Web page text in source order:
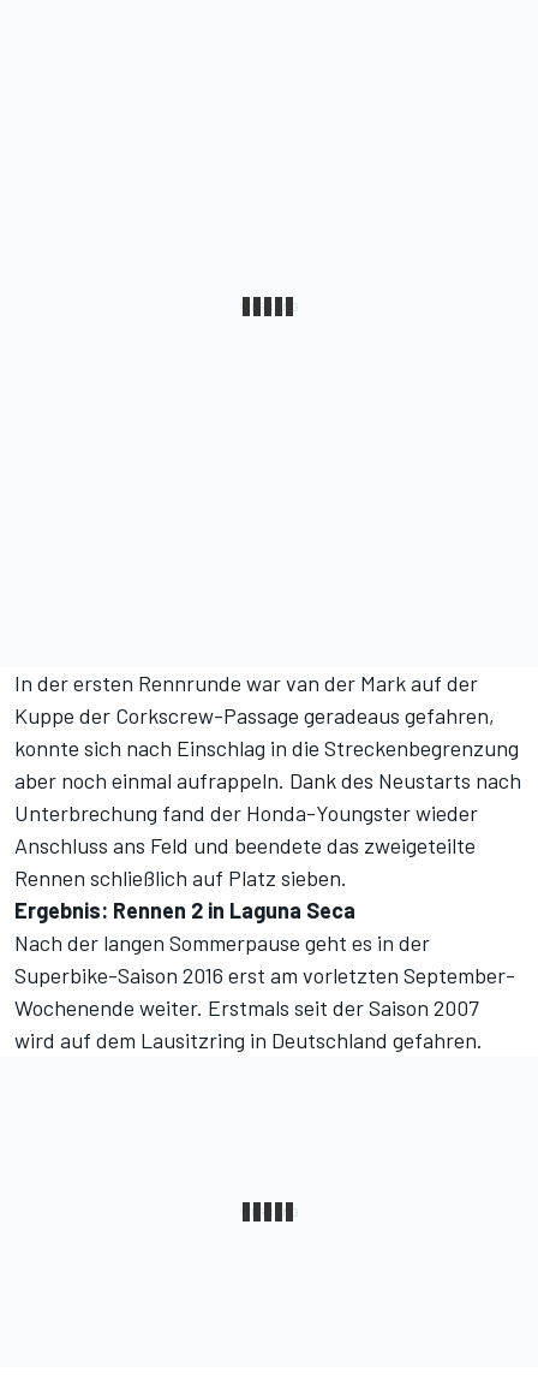
In der ersten Rennrunde war van der Mark auf der
Kuppe der Corkscrew-Passage geradeaus gefahren,
konnte sich nach Einschlag in die Streckenbegrenzung
aber noch einmal aufrappeln. Dank des Neustarts nach
Unterbrechung fand der Honda-Youngster wieder
Anschluss ans Feld und beendete das zweigeteilte
Rennen schließlich auf Platz sieben.
Ergebnis: Rennen 2 in Laguna Seca
Nach der langen Sommerpause geht es in der
Superbike-Saison 2016 erst am vorletzten September-
Wochenende weiter. Erstmals seit der Saison 2007
wird auf dem Lausitzring in Deutschland gefahren.